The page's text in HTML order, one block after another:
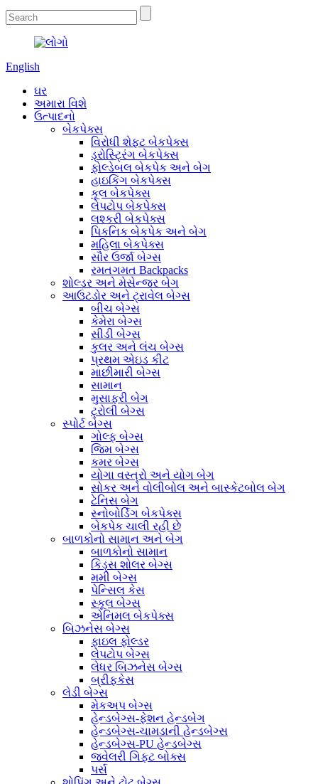
English
ઘર
અમારા વિશે
ઉત્પાદનો
બેકપેક્સ
વિરોધી શેફ્ટ બેકપેક્સ
ડ્રોસ્ટ્રિંગ બેકપેક્સ
ફોલ્ડેબલ બેકપેક અને બેગ
હાઇકિંગ બેકપેક્સ
કૂલ બેકપેક્સ
લેપટોપ બેકપેક્સ
લશ્કરી બેકપેક્સ
પિકનિક બેકપેક અને બેગ
મહિલા બેકપેક્સ
સૌર ઉર્જા બેગ્સ
રમતગમત Backpacks
શોલ્ડર અને મેસેન્જર બેગ
આઉટડોર અને ટ્રાવેલ બેગ્સ
બીચ બેગ્સ
કેમેરા બેગ્સ
સીડી બેગ્સ
કુલર અને લંચ બેગ્સ
પ્રથમ એઇડ કીટ
માછીમારી બેગ્સ
સામાન
મુસાફરી બેગ
ટ્રોલી બેગ્સ
સ્પોર્ટ બેગ્સ
ગોલ્ફ બેગ્સ
જિમ બેગ્સ
કમર બેગ્સ
યોગા વસ્ત્રો અને યોગ બેગ
સોકર અને વોલીબોલ અને બાસ્કેટબોલ બેગ
ટેનિસ બેગ
સ્નોબોર્ડિંગ બેકપેક્સ
બેકપેક ચાલી રહી છે
બાળકોનો સામાન અને બેગ
બાળકોનો સામાન
કિડ્સ શોલર બેગ્સ
મમી બેગ્સ
પેન્સિલ કેસ
સ્કૂલ બેગ્સ
એનિમલ બેકપેક્સ
બિઝનેસ બેગ્સ
ફાઇલ ફોલ્ડર
લેપટોપ બેગ્સ
લેધર બિઝનેસ બેગ્સ
બ્રીફકેસ
લેડી બેગ્સ
મેકઅપ બેગ્સ
હેન્ડબેગ્સ-ફેશન હેન્ડબેગ
હેન્ડબેગ્સ-ચામડાની હેન્ડબેગ્સ
હેન્ડબેગ્સ-PU હેન્ડબેગ્સ
જ્વેલરી ગિફ્ટ બોક્સ
પર્સ